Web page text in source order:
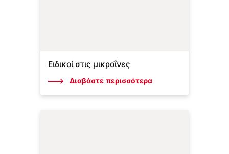
Ειδικοί στις μικροΐνες
Διαβάστε περισσότερα